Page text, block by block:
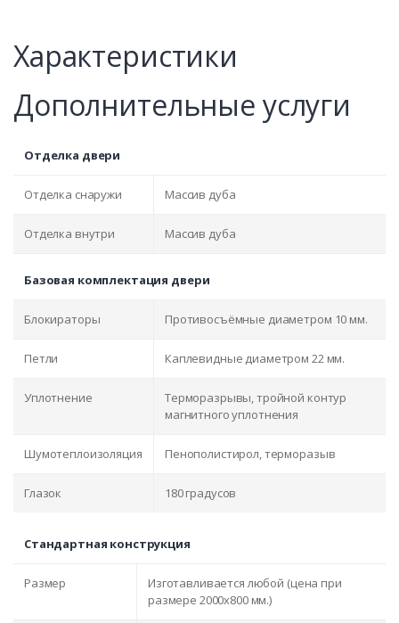
Характеристики
Дополнительные услуги
Отделка двери
Отделка снаружи Массив дуба
Отделка внутри Массив дуба
Базовая комплектация двери
Блокираторы Противосъёмные диаметром 10 мм.
Петли Каплевидные диаметром 22 мм.
Уплотнение
Терморазрывы, тройной контур
магнитного уплотнения
Шумотеплоизоляция Пенополистирол, терморазыв
Глазок 180 градусов
Стандартная конструкция
Размер
Изготавливается любой (цена при
размере 2000x800 мм.)